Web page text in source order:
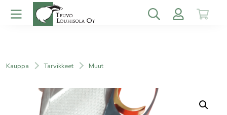
Kauppa Tarvikkeet Muut